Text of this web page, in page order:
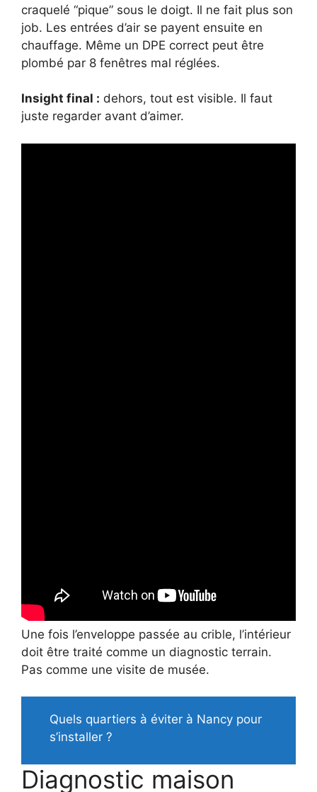
craquelé “pique” sous le doigt. Il ne fait plus son
job. Les entrées d’air se payent ensuite en
chauffage. Même un DPE correct peut être
plombé par 8 fenêtres mal réglées.
Insight final : dehors, tout est visible. Il faut
juste regarder avant d’aimer.
Une fois l’enveloppe passée au crible, l’intérieur
doit être traité comme un diagnostic terrain.
Pas comme une visite de musée.
Quels quartiers à éviter à Nancy pour
s’installer ?
Diagnostic maison